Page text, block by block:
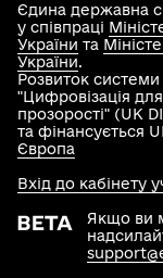
Єдина державна
у співпраці
України та
України.
Розвиток системи
"Цифровізація
прозорості" (UK
та фінансується
Європа
Якщо ви
Вхід до кабінету